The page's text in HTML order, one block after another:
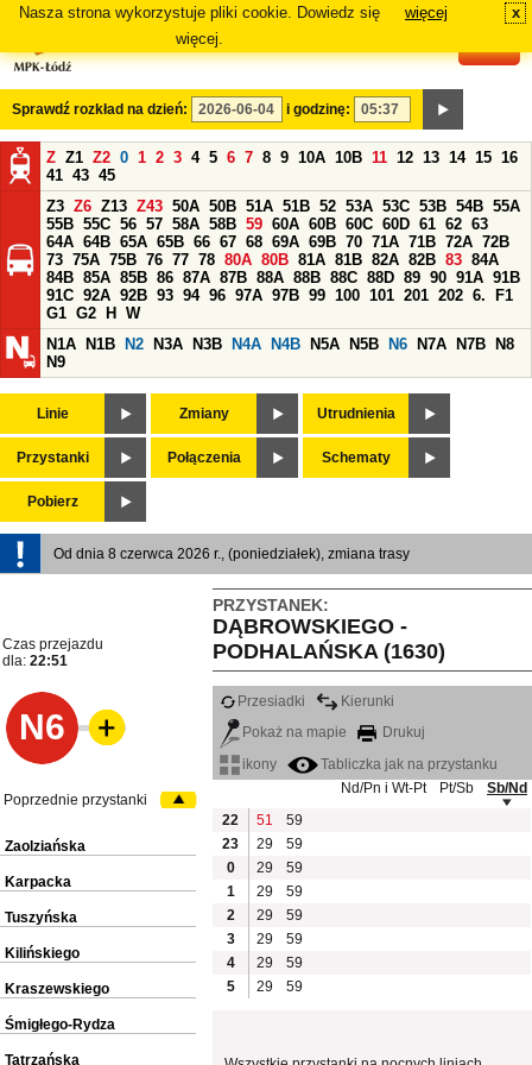
Nasza strona wykorzystuje pliki cookie. Dowiedz się
więcej.
więcej x
Sprawdź rozkład na dzień: i godzinę:
Z Z1 Z2 0 1 2 3 4 5 6 7 8 9 10A 10B 11 12 13 14 15 16
41 43 45
Z3 Z6 Z13 Z43 50A 50B 51A 51B 52 53A 53C 53B 54B 55A
55B 55C 56 57 58A 58B 59 60A 60B 60C 60D 61 62 63
64A 64B 65A 65B 66 67 68 69A 69B 70 71A 71B 72A 72B
73 75A 75B 76 77 78 80A 80B 81A 81B 82A 82B 83 84A
84B 85A 85B 86 87A 87B 88A 88B 88C 88D 89 90 91A 91B
91C 92A 92B 93 94 96 97A 97B 99 100 101 201 202 6.
F1
G1 G2 H
W
N1A
N1B N2 N3A N3B N4A N4B N5A N5B N6 N7A N7B
N8
N9
Linie Zmiany Utrudnienia
Przystanki Połączenia Schematy
Pobierz
Od dnia 8 czerwca 2026 r., (poniedziałek), zmiana trasy
PRZYSTANEK:
DĄBROWSKIEGO -
PODHALAŃSKA (1630)
Czas przejazdu
dla: 22:51
N6
Przesiadki
Kierunki
Pokaż na mapie
Drukuj
ikony
Tabliczka jak na przystanku
Nd/Pn i Wt-Pt
Pt/Sb
Sb/Nd
22
51
59
23
29
59
0
29
59
1
29
59
2
29
59
3
29
59
4
29
59
5
29 59
Poprzednie przystanki
Zaolziańska
Karpacka
Tuszyńska
Kilińskiego
Kraszewskiego
Śmigłego-Rydza
Tatrzańska